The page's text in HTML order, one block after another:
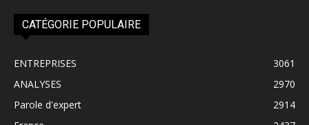
CATÉGORIE POPULAIRE
ENTREPRISES
3061
ANALYSES
2970
Parole d'expert
2914